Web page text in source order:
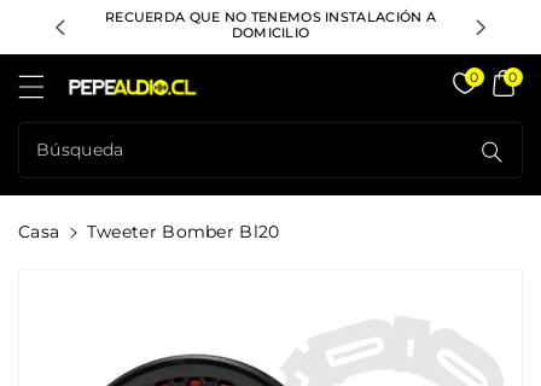
RECUERDA QUE NO TENEMOS INSTALACIÓN A
DOMICILIO
Búsqueda
0 0
Casa Tweeter Bomber Bl20